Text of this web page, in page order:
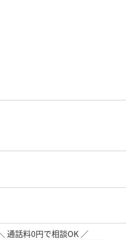
通話料0円で相談OK ／